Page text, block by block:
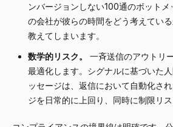
ンバージョンしない100通のボット
の会社が彼らの時間をどう考えてい
教えてしまいます。
数学的リスク。
一斉送信のアウトリ
最適化します。シグナルに基づいた
ッセージは、返信において自動化さ
ジを日常的に上回り、同時に制限リス